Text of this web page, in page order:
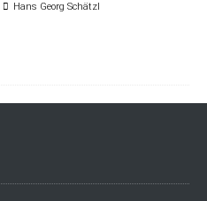
Hans Georg Schätzl